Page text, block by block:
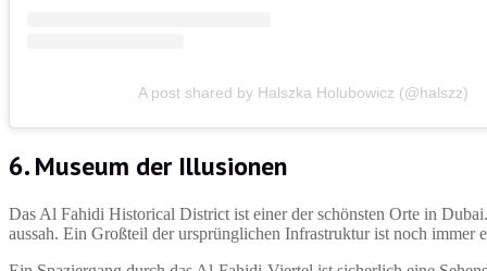
A post shared by Halszka Holubowicz (@halszz)
6. Museum der Illusionen
Das Al Fahidi Historical District ist einer der schönsten Orte in
aussah. Ein Großteil der ursprünglichen Infrastruktur ist noch immer